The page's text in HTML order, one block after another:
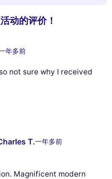
动的评价！
年多前
not sure why I received
T.一年多前
Magnificent modern